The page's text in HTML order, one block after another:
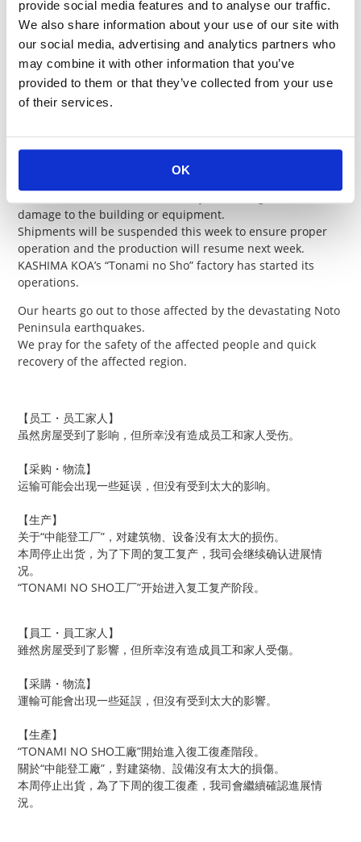
provide social media features and to analyse our traffic.
We also share information about your use of our site with
our social media, advertising and analytics partners who
may combine it with other information that you’ve
provided to them or that they’ve collected from your use
of their services.
OK
「となみの庄」は稼働を開始いたしました。
[Employees and Their Families]
Fortunately, no employees or family members have
suffered serious injuries, although some of their homes
There is no significant impact, but transportation may
damage to the building or equipment.
Shipments will be suspended this week to ensure proper
operation and the production will resume next week.
KASHIMA KOA’s “Tonami no Sho” factory has started its
operations.
Our hearts go out to those affected by the devastating Noto
Peninsula earthquakes.
We pray for the safety of the affected people and quick
recovery of the affected region.
【员工・员工家人】
虽然房屋受到了影响，但所幸没有造成员工和家人受伤。
【采购・物流】
运输可能会出现一些延误，但没有受到太大的影响。
【生产】
关于“中能登工厂”，对建筑物、设备没有太大的损伤。
本周停止出货，为了下周的复工复产，我司会继续确认进展情
况。
“TONAMI NO SHO工厂”开始进入复工复产阶段。
【員工・員工家人】
雖然房屋受到了影響，但所幸沒有造成員工和家人受傷。
【采購・物流】
運輸可能會出現一些延誤，但沒有受到太大的影響。
【生產】
“TONAMI NO SHO工廠”開始進入復工復產階段。
關於“中能登工廠”，對建築物、設備沒有太大的損傷。
本周停止出貨，為了下周的復工復產，我司會繼續確認進展情
況。